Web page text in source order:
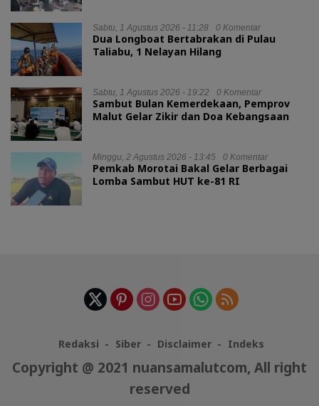
Sabtu, 1 Agustus 2026 - 11:28 0 Komentar
Dua Longboat Bertabrakan di Pulau
Taliabu, 1 Nelayan Hilang
Sabtu, 1 Agustus 2026 - 19:22 0 Komentar
Sambut Bulan Kemerdekaan, Pemprov
Malut Gelar Zikir dan Doa Kebangsaan
Minggu, 2 Agustus 2026 - 13:45 0 Komentar
Pemkab Morotai Bakal Gelar Berbagai
Lomba Sambut HUT ke-81 RI
Redaksi Siber Disclaimer Indeks
Copyright @ 2021 nuansamalutcom, All right
reserved